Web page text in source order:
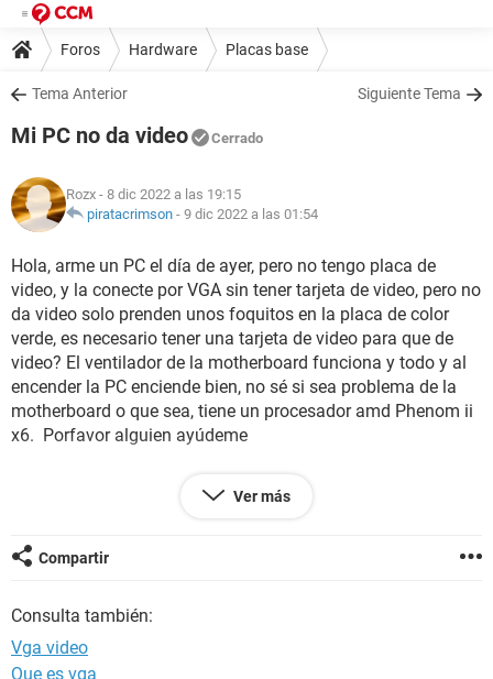
Foros Hardware Placas base
Tema Anterior Siguiente Tema
Mi PC no da video Cerrado
Rozx - 8 dic 2022 a las 19:15
piratacrimson - 9 dic 2022 a las 01:54
Hola, arme un PC el día de ayer, pero no tengo placa de
video, y la conecte por VGA sin tener tarjeta de video, pero no
da video solo prenden unos foquitos en la placa de color
verde, es necesario tener una tarjeta de video para que de
video? El ventilador de la motherboard funciona y todo y al
encender la PC enciende bien, no sé si sea problema de la
motherboard o que sea, tiene un procesador amd Phenom ii
x6. Porfavor alguien ayúdeme
Ver más
Compartir
Consulta también:
Vga video
Que es vga